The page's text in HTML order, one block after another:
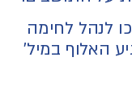
לחימה
במיל'